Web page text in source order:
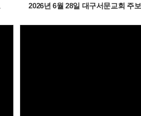
2026년 6월 28일 대구서문교회 주보